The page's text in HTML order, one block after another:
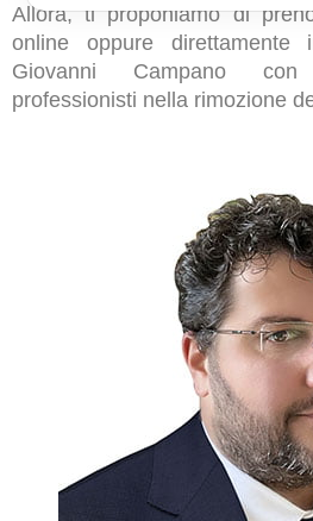
Allora, ti proponiamo di
online oppure
Giovanni Campano
professionisti nella rimozione